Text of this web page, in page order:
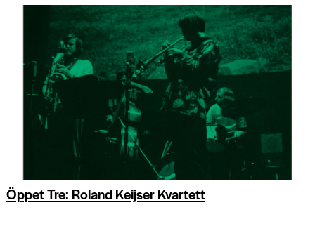
Öppet Tre: Roland Keijser Kvartett